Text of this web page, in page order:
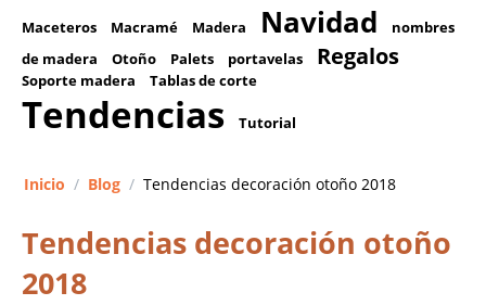
Maceteros Macramé Madera Navidad
nombres
de madera
Otoño Palets portavelas Regalos
Soporte madera Tablas de corte
Tendencias Tutorial
Inicio / Blog / Tendencias decoración otoño 2018
Tendencias decoración otoño
2018